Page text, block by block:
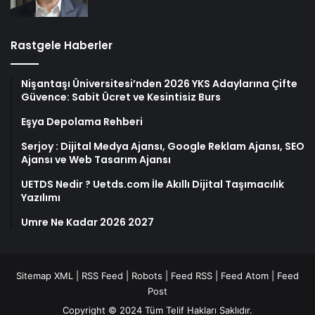
Rastgele Haberler
Nişantaşı Üniversitesi’nden 2026 YKS Adaylarına Çifte
Güvence: Sabit Ücret ve Kesintisiz Burs
Eşya Depolama Rehberi
Serjoy : Dijital Medya Ajansı, Google Reklam Ajansı, SEO
Ajansı ve Web Tasarım Ajansı
UETDS Nedir ? Uetds.com İle Akıllı Dijital Taşımacılık
Yazılımı
Umre Ne Kadar 2026 2027
Sitemap XML RSS Feed Robots Feed RSS Feed Atom
Feed
Post
Copyright © 2024 Tüm Telif Hakları Saklıdır.